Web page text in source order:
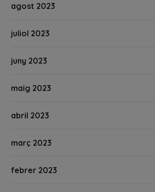
agost 2023
juliol 2023
juny 2023
maig 2023
abril 2023
març 2023
febrer 2023